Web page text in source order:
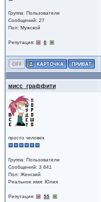
Группа: Пользователи
Сообщений: 27
Пол: Мужской
Репутация: 0
мисс_граффити
просто человек
Группа: Пользователи
Сообщений: 3 641
Пол: Женский
Реальное имя: Юлия
Репутация: 55